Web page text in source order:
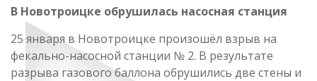
В Новотроицке обрушилась насосная станция
25 января в Новотроицке произошёл взрыв на
фекально-насосной станции № 2. В результате
разрыва газового баллона обрушились две стены и